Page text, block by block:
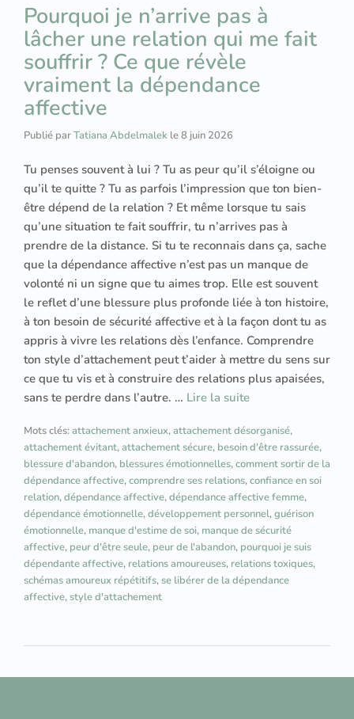
Pourquoi je n’arrive pas à
lâcher une relation qui me fait
souffrir ? Ce que révèle
vraiment la dépendance
affective
Publié parTatiana Abdelmalek le8 juin 2026
Tu penses souvent à lui ? Tu as peur qu’il s’éloigne ou
qu’il te quitte ? Tu as parfois l’impression que ton bien-
être dépend de la relation ? Et même lorsque tu sais
qu’une situation te fait souffrir, tu n’arrives pas à
prendre de la distance. Si tu te reconnais dans ça, sache
que la dépendance affective n’est pas un manque de
volonté ni un signe que tu aimes trop. Elle est souvent
le reflet d’une blessure plus profonde liée à ton histoire,
à ton besoin de sécurité affective et à la façon dont tu as
appris à vivre les relations dès l’enfance. Comprendre
ton style d’attachement peut t’aider à mettre du sens sur
ce que tu vis et à construire des relations plus apaisées,
sans te perdre dans l’autre. … Lire la suite
Mots clés:attachement anxieux,attachement désorganisé,
attachement évitant,attachement sécure, besoin d'être rassurée,
blessure d'abandon, blessures émotionnelles,comment sortir de la
dépendance affective,comprendre ses relations,confiance en soi
relation,dépendance affective,dépendance affective femme,
dépendance émotionnelle,développement personnel,guérison
émotionnelle, manque d'estime de soi, manque de sécurité
affective, peur d'être seule, peur de l'abandon, pourquoi je suis
dépendante affective, relations amoureuses, relations toxiques,
schémas amoureux répétitifs,se libérer de la dépendance
affective,style d'attachement